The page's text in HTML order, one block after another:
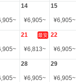
~
14
¥6,905~
15
¥6,905~
~
21 最安
¥6,813~
22
¥6,905~
~
28
¥6,905~
29
¥6,905~